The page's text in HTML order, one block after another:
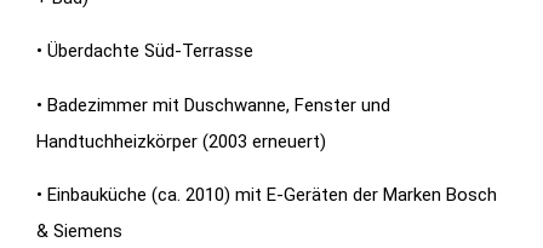
• Überdachte Süd-Terrasse
• Badezimmer mit Duschwanne, Fenster und
Handtuchheizkörper (2003 erneuert)
• Einbauküche (ca. 2010) mit E-Geräten der Marken Bosch
& Siemens